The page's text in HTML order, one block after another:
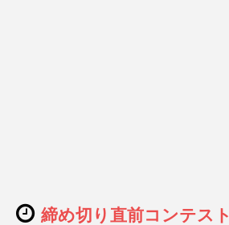
締め切り直前コンテスト